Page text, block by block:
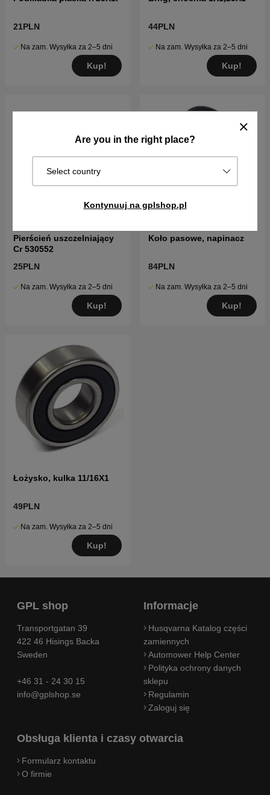
Are you in the right place?
Select country
Kontynuuj na gplshop.pl
21PLN
Na zam. Wysyłka za 2–5 dni
Kup!
44PLN
Na zam. Wysyłka za 2–5 dni
Kup!
Pierścień uszczelniający
Cr 530552
25PLN
Na zam. Wysyłka za 2–5 dni
Kup!
Koło pasowe, napinacz
84PLN
Na zam. Wysyłka za 2–5 dni
Kup!
Łożysko, kulka 11/16X1
49PLN
Na zam. Wysyłka za 2–5 dni
Kup!
GPL shop
Transportgatan 39
422 46 Hisings Backa
Sweden
+46 31 - 24 30 15
info@gplshop.se
Informacje
Husqvarna Katalog części
zamiennych
Automower Help Center
Polityka ochrony danych
sklepu
Regulamin
Zaloguj się
Obsługa klienta i czasy otwarcia
Formularz kontaktu
O firmie